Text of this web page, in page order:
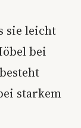
sie leicht
bei
starkem